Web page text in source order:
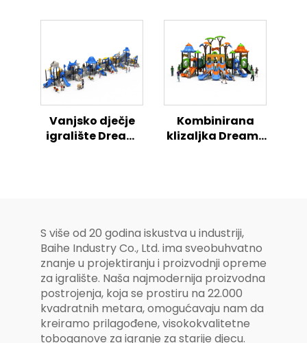
avanturom
tematikom –
kombinirani
klizac
Vanjsko dječje
igralište Dream
Kombinirana
klizaljka Dreams
S više od 20 godina iskustva u industriji,
Baihe Industry Co., Ltd. ima sveobuhvatno
znanje u projektiranju i proizvodnji opreme
za igralište. Naša najmodernija proizvodna
postrojenja, koja se prostiru na 22.000
kvadratnih metara, omogućavaju nam da
kreiramo prilagođene, visokokvalitetne
toboganove za igranje za starije djecu.